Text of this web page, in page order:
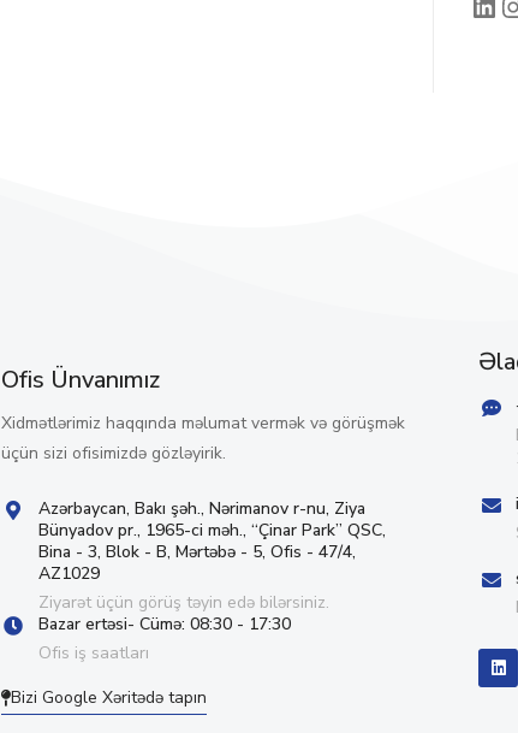
Ofis Ünvanımız
Xidmətlərimiz haqqında məlumat vermək və görüşmək
üçün sizi ofisimizdə gözləyirik.
Azərbaycan, Bakı şəh., Nərimanov r-nu, Ziya
Bünyadov pr., 1965-ci məh., “Çinar Park” QSC,
Bina - 3, Blok - B, Mərtəbə - 5, Ofis - 47/4,
AZ1029
Ziyarət üçün görüş təyin edə bilərsiniz.
Bazar ertəsi- Cümə: 08:30 - 17:30
Ofis iş saatları
Bizi Google Xəritədə tapın